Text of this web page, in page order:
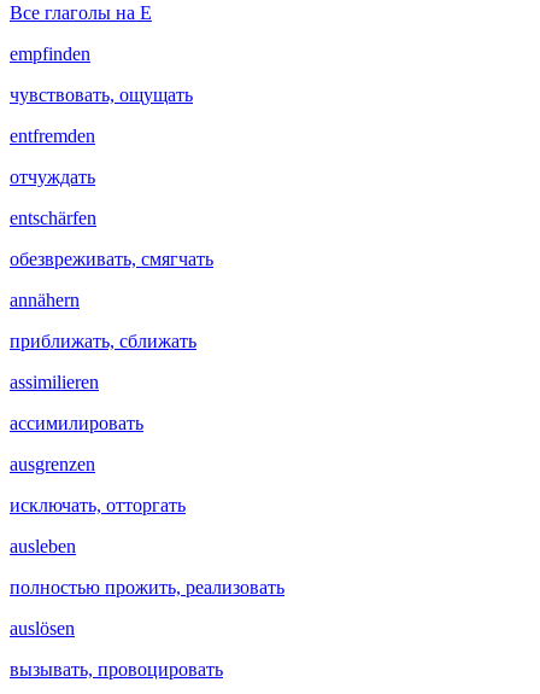
Все глаголы на E
empfinden
чувствовать, ощущать
entfremden
отчуждать
entschärfen
обезвреживать, смягчать
annähern
приближать, сближать
assimilieren
ассимилировать
ausgrenzen
исключать, отторгать
ausleben
полностью прожить, реализовать
auslösen
вызывать, провоцировать